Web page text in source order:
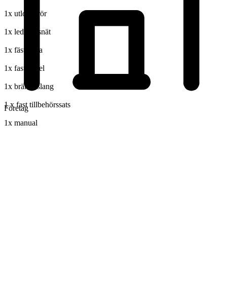
1x utloppsrör
1x ledningsnät
1x fästplatta
1x fast kabel
1x bränsleslang
1 x fast tillbehörssats
1x manual
Företag